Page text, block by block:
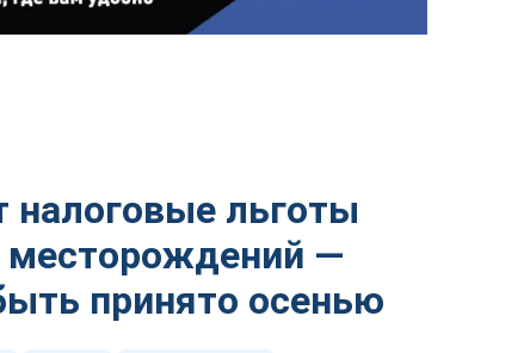
налоговые льготы
—
принято осенью